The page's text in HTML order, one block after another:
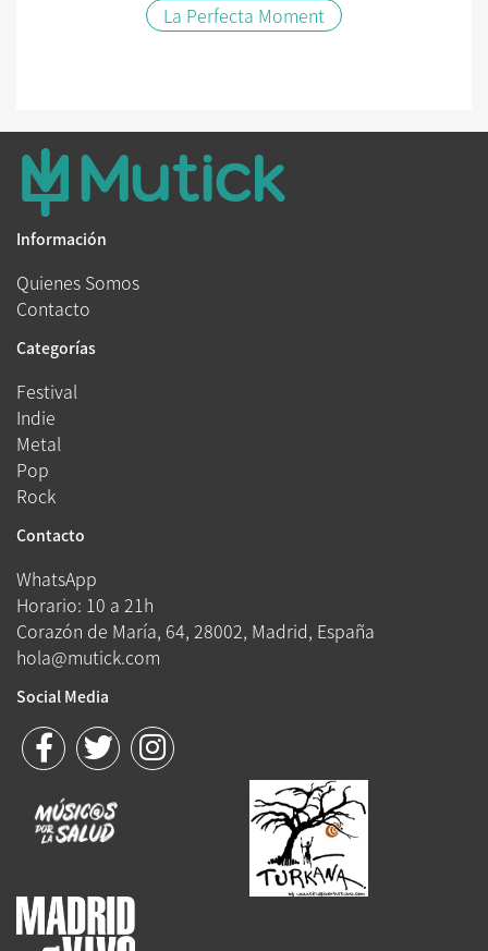
La Perfecta Moment
Información
Quienes Somos
Contacto
Categorías
Festival
Indie
Metal
Pop
Rock
Contacto
WhatsApp
Horario: 10 a 21h
Corazón de María, 64, 28002, Madrid, España
hola@mutick.com
Social Media